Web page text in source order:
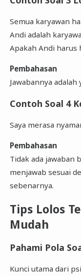
Semua karyawan
Andi adalah
Apakah Andi harus
Pembahasan
Jawabannya
Contoh Soal 4
Saya merasa
Pembahasan
Tidak ada jawaban
menjawab sesuai
sebenarnya.
Tips Lolos
Mudah
Pahami Pola
Kunci utama dari